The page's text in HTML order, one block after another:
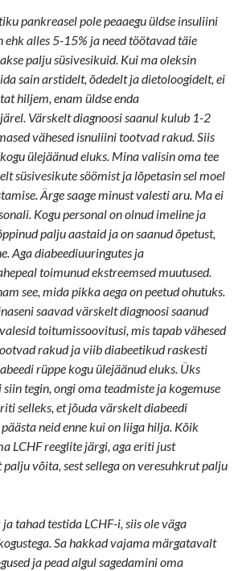
pankreasel pole peaaegu üldse insuliini
ehk alles 5-15% ja need töötavad täie
palju süsivesikuid. Kui ma oleksin
sain arstidelt, õdedelt ja dietoloogidelt, ei
hiljem, enam üldse enda
Värskelt diagnoosi saanul kulub 1-2
vähesed isnuliini tootvad rakud. Siis
ülejäänud eluks. Mina valisin oma tee
süsivesikute söömist ja lõpetasin sel moel
Ärge saage minust valesti aru. Ma ei
Kogu personal on olnud imeline ja
palju aastaid ja on saanud õpetust,
Aga diabeediuuringutes ja
toimunud ekstreemsed muutused.
see, mida pikka aega on peetud ohutuks.
saavad värskelt diagnoosi saanud
toitumissoovitusi, mis tapab vähesed
rakud ja viib diabeetikud raskesti
rüppe kogu ülejäänud eluks. Üks
tegin, ongi oma teadmiste ja kogemuse
selleks, et jõuda värskelt diabeedi
neid enne kui on liiga hilja. Kõik
LCHF reeglite järgi, aga eriti just
võita, sest sellega on veresuhkrut palju
tahad testida LCHF-i, siis ole väga
Sa hakkad vajama märgatavalt
ja pead algul sagedamini oma